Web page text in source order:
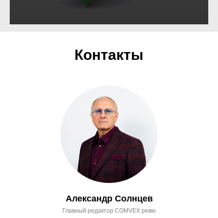
Контакты
Александр Солнцев
Главный редактор COMVEX ревю